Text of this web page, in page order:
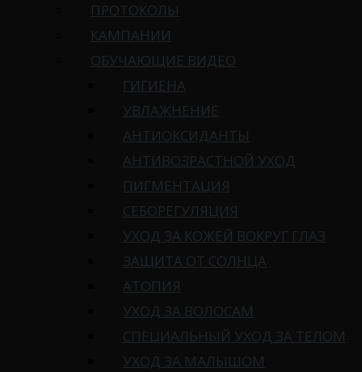
ПРОТОКОЛЫ
КАМПАНИИ
ОБУЧАЮЩИЕ ВИДЕО
ГИГИЕНА
УВЛАЖНЕНИЕ
АНТИОКСИДАНТЫ
АНТИВОЗРАСТНОЙ УХОД
ПИГМЕНТАЦИЯ
СЕБОРЕГУЛЯЦИЯ
УХОД ЗА КОЖЕЙ ВОКРУГ ГЛАЗ
ЗАЩИТА ОТ СОЛНЦА
АТОПИЯ
УХОД ЗА ВОЛОСАМ
СПЕЦИАЛЬНЫЙ УХОД ЗА ТЕЛОМ
УХОД ЗА МАЛЫШОМ